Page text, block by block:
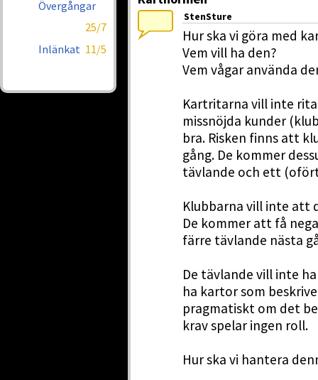
Övergångar
25/7
Inlänkat 11/5
StenSture
Hur ska vi göra med
Vem vill ha den?
Vem vågar använda
Kartritarna vill inte
missnöjda kunder
bra. Risken finns att
gång. De kommer
tävlande och ett
Klubbarna vill inte att
De kommer att få
färre tävlande nästa
De tävlande vill inte
ha kartor som
pragmatiskt om det
krav spelar ingen roll.
Hur ska vi hantera